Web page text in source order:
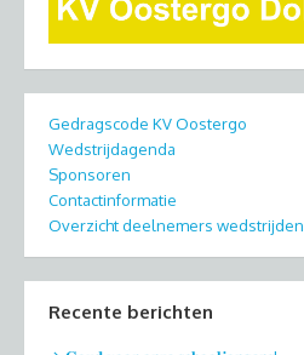
Gedragscode KV Oostergo
Wedstrijdagenda
Sponsoren
Contactinformatie
Overzicht deelnemers wedstrijden
Recente berichten